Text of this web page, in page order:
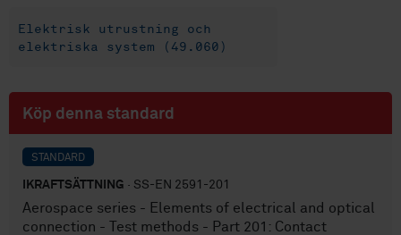
Elektrisk utrustning och
elektriska system (49.060)
Köp denna standard
STANDARD
IKRAFTSÄTTNING · SS-EN 2591-201
Aerospace series - Elements of electrical and optical
connection - Test methods - Part 201: Contact